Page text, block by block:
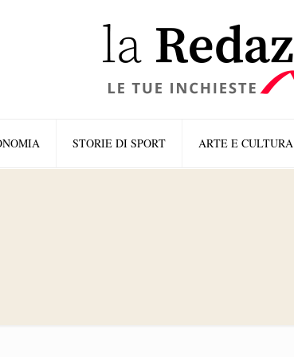
STORIE DI SPORT ARTE E CULTURA